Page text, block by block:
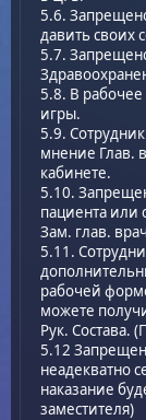
5.6.
давить своих
5.7.
5.8. В
игры.
5.9.
мнение Глав.
кабинете.
5.10.
пациента или
Зам. глав.
5.11.
рабочей
можете
Рук. Состава.
5.12
неадекватно
наказание
заместителя)